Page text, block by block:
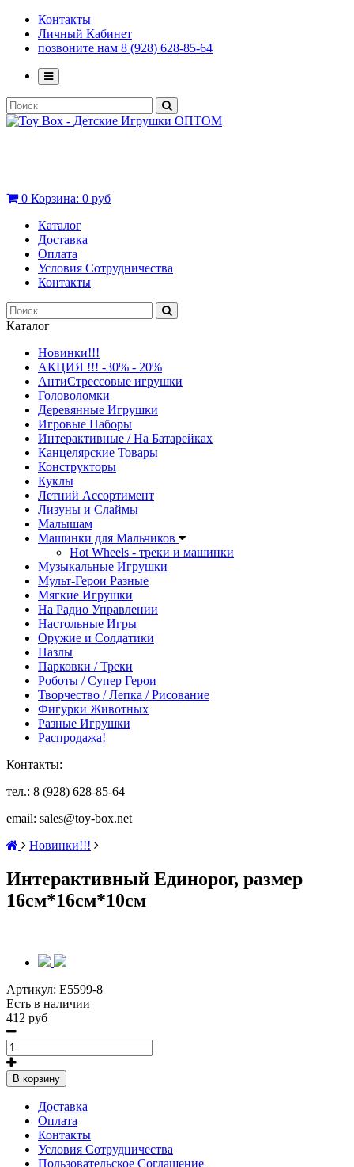
Контакты
Личный Кабинет
позвоните нам 8 (928) 628-85-64
0 Корзина: 0 руб
Каталог
Доставка
Оплата
Условия Сотрудничества
Контакты
Каталог
Новинки!!!
АКЦИЯ !!! -30% - 20%
АнтиСтрессовые игрушки
Головоломки
Деревянные Игрушки
Игровые Наборы
Интерактивные / На Батарейках
Канцелярские Товары
Конструкторы
Куклы
Летний Ассортимент
Лизуны и Слаймы
Малышам
Машинки для Мальчиков
Hot Wheels - треки и машинки
Музыкальные Игрушки
Мульт-Герои Разные
Мягкие Игрушки
На Радио Управлении
Настольные Игры
Оружие и Солдатики
Пазлы
Парковки / Треки
Роботы / Супер Герои
Творчество / Лепка / Рисование
Фигурки Животных
Разные Игрушки
Распродажа!
Контакты:
тел.: 8 (928) 628-85-64
email: sales@toy-box.net
Новинки!!!
Интерактивный Единорог, размер
16см*16см*10см
Артикул: E5599-8
Есть в наличии
412 руб
В корзину
Доставка
Оплата
Контакты
Условия Сотрудничества
Пользовательское Соглашение